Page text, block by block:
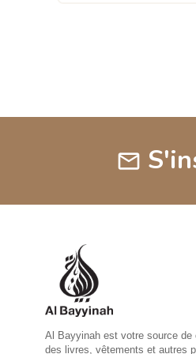
mail
Al Bayyinah est votre source de
des livres, vêtements et autres